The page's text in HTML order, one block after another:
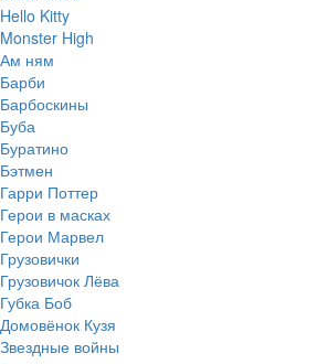
Hello Kitty
Monster High
Ам ням
Барби
Барбоскины
Буба
Буратино
Бэтмен
Гарри Поттер
Герои в масках
Герои Марвел
Грузовички
Грузовичок Лёва
Губка Боб
Домовёнок Кузя
Звездные войны